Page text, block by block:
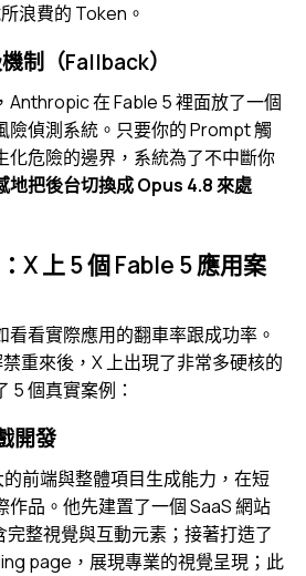
浪費的 Token。
制（Fallback）
Anthropic 在 Fable 5 裡面放了一個
險偵測系統。只要你的 Prompt 觸
化危險的邊界，系統為了不中斷你
地把後台切換成 Opus 4.8 來處
X 上 5 個 Fable 5 應用案
看實際應用的翻車率跟成功率。
重來後，X 上出現了非常多硬核的
5 個真實案例：
開發
前端與整體項目生成能力，在短
作品。他先建置了一個 SaaS 網站
整視覺與互動元素；接著打造了
page，展現專業的視覺呈現；此